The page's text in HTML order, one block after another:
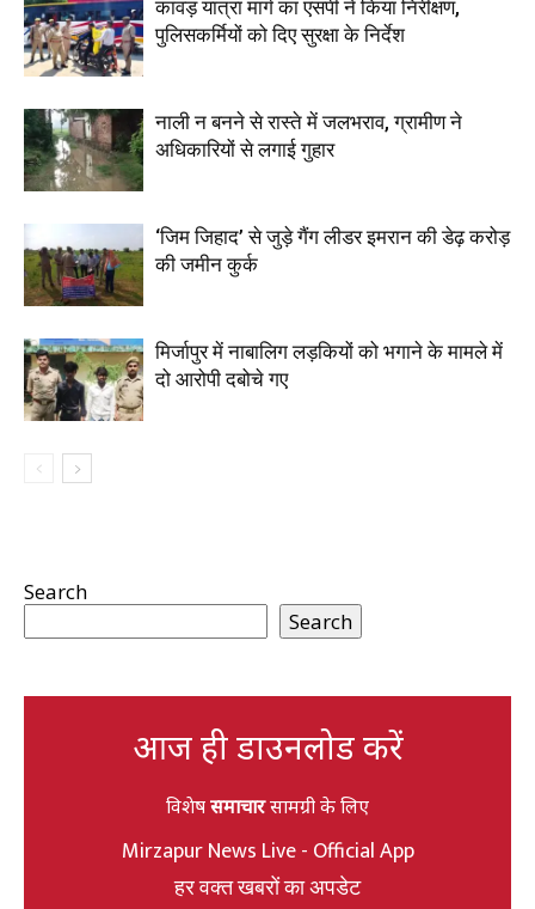
कांवड़ यात्रा मार्ग का एसपी ने किया निरीक्षण,
पुलिसकर्मियों को दिए सुरक्षा के निर्देश
नाली न बनने से रास्ते में जलभराव, ग्रामीण ने
अधिकारियों से लगाई गुहार
‘जिम जिहाद’ से जुड़े गैंग लीडर इमरान की डेढ़ करोड़
की जमीन कुर्क
मिर्जापुर में नाबालिग लड़कियों को भगाने के मामले में
दो आरोपी दबोचे गए
Search
Search
आज ही डाउनलोड करें
विशेषसमाचारसामग्री के लिए
Mirzapur News Live - Official App
हर वक्त खबरों का अपडेट